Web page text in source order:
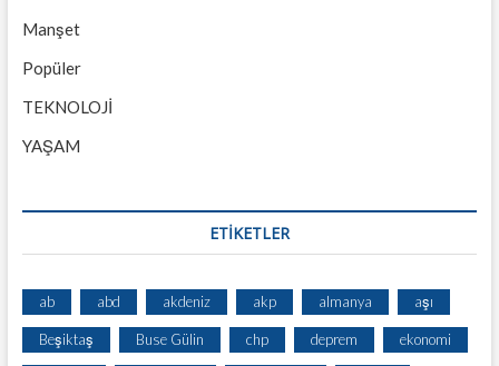
Manşet
Popüler
TEKNOLOJİ
YAŞAM
ETİKETLER
ab abd akdeniz akp almanya aşı
Beşiktaş Buse Gülin chp deprem ekonomi